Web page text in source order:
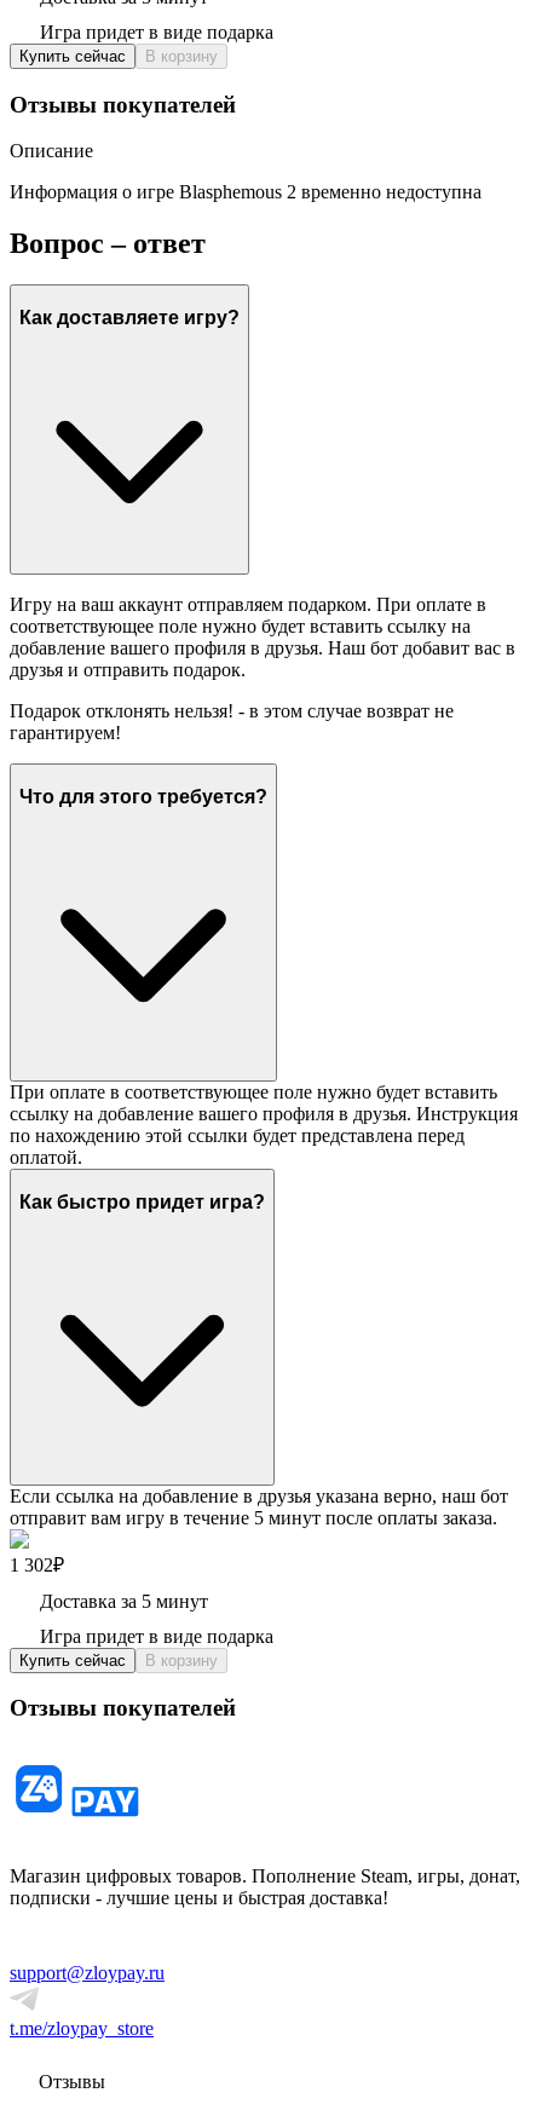
Игра придет в виде подарка
Купить сейчас В корзину
Отзывы покупателей
Описание
Информация о игре Blasphemous 2 временно недоступна
Вопрос – ответ
Как доставляете игру?
Игру на ваш аккаунт отправляем подарком. При оплате в
соответствующее поле нужно будет вставить ссылку на
добавление вашего профиля в друзья. Наш бот добавит вас в
друзья и отправить подарок.
Подарок отклонять нельзя! - в этом случае возврат не
гарантируем!
Что для этого требуется?
При оплате в соответствующее поле нужно будет вставить
ссылку на добавление вашего профиля в друзья. Инструкция
по нахождению этой ссылки будет представлена перед
оплатой.
Как быстро придет игра?
Если ссылка на добавление в друзья указана верно, наш бот
отправит вам игру в течение 5 минут после оплаты заказа.
1 302₽
Доставка за 5 минут
Игра придет в виде подарка
Купить сейчас В корзину
Отзывы покупателей
Магазин цифровых товаров. Пополнение Steam, игры, донат,
подписки - лучшие цены и быстрая доставка!
support@zloypay.ru
t.me/zloypay_store
Отзывы